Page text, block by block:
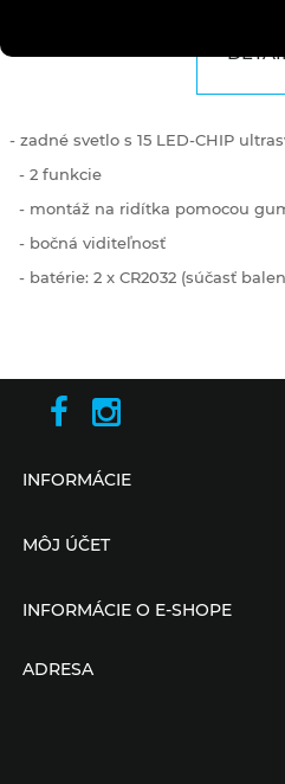
- zadné svetlo s 15 LED-CHIP
- 2 funkcie
- montáž na ridítka pomocou
- bočná viditeľnosť
- batérie: 2 x CR2032 (súčasť
INFORMÁCIE
MÔJ ÚČET
INFORMÁCIE O E-SHOPE
ADRESA